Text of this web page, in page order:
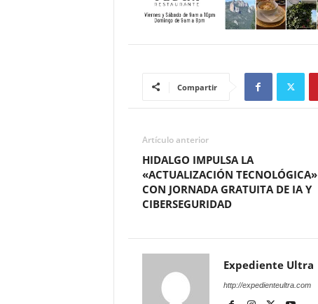
Compartir
Artículo anterior
HIDALGO IMPULSA LA
«ACTUALIZACIÓN TECNOLÓGICA»
CON JORNADA GRATUITA DE IA Y
CIBERSEGURIDAD
Expediente Ultra
http://expedienteultra.com